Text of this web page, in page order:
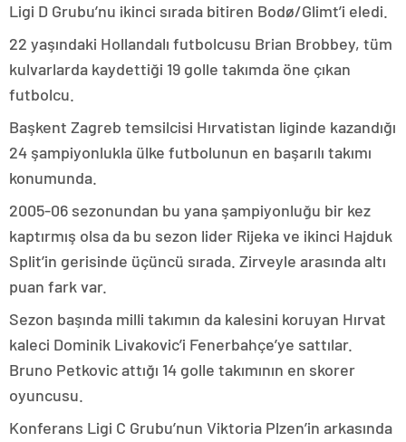
Ligi D Grubu’nu ikinci sırada bitiren Bodø/Glimt’i eledi.
22 yaşındaki Hollandalı futbolcusu Brian Brobbey, tüm
kulvarlarda kaydettiği 19 golle takımda öne çıkan
futbolcu.
Başkent Zagreb temsilcisi Hırvatistan liginde kazandığı
24 şampiyonlukla ülke futbolunun en başarılı takımı
konumunda.
2005-06 sezonundan bu yana şampiyonluğu bir kez
kaptırmış olsa da bu sezon lider Rijeka ve ikinci Hajduk
Split’in gerisinde üçüncü sırada. Zirveyle arasında altı
puan fark var.
Sezon başında milli takımın da kalesini koruyan Hırvat
kaleci Dominik Livakovic’i Fenerbahçe’ye sattılar.
Bruno Petkovic attığı 14 golle takımının en skorer
oyuncusu.
Konferans Ligi C Grubu’nun Viktoria Plzen’in arkasında